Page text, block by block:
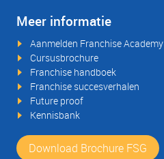
Meer informatie
Aanmelden Franchise Academy
Cursusbrochure
Franchise handboek
Franchise succesverhalen
Future proof
Kennisbank
Download Brochure FSG